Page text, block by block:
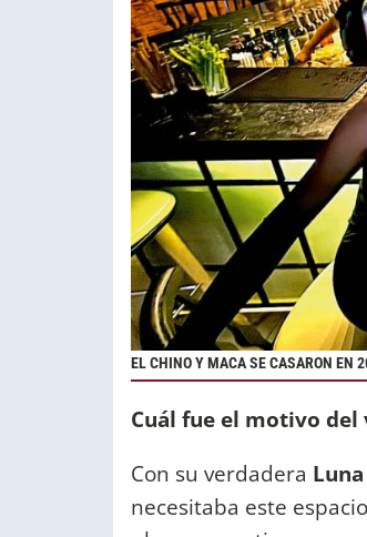
EL CHINO Y MACA SE CASARON EN
Cuál fue el motivo del
Con su verdadera
necesitaba este